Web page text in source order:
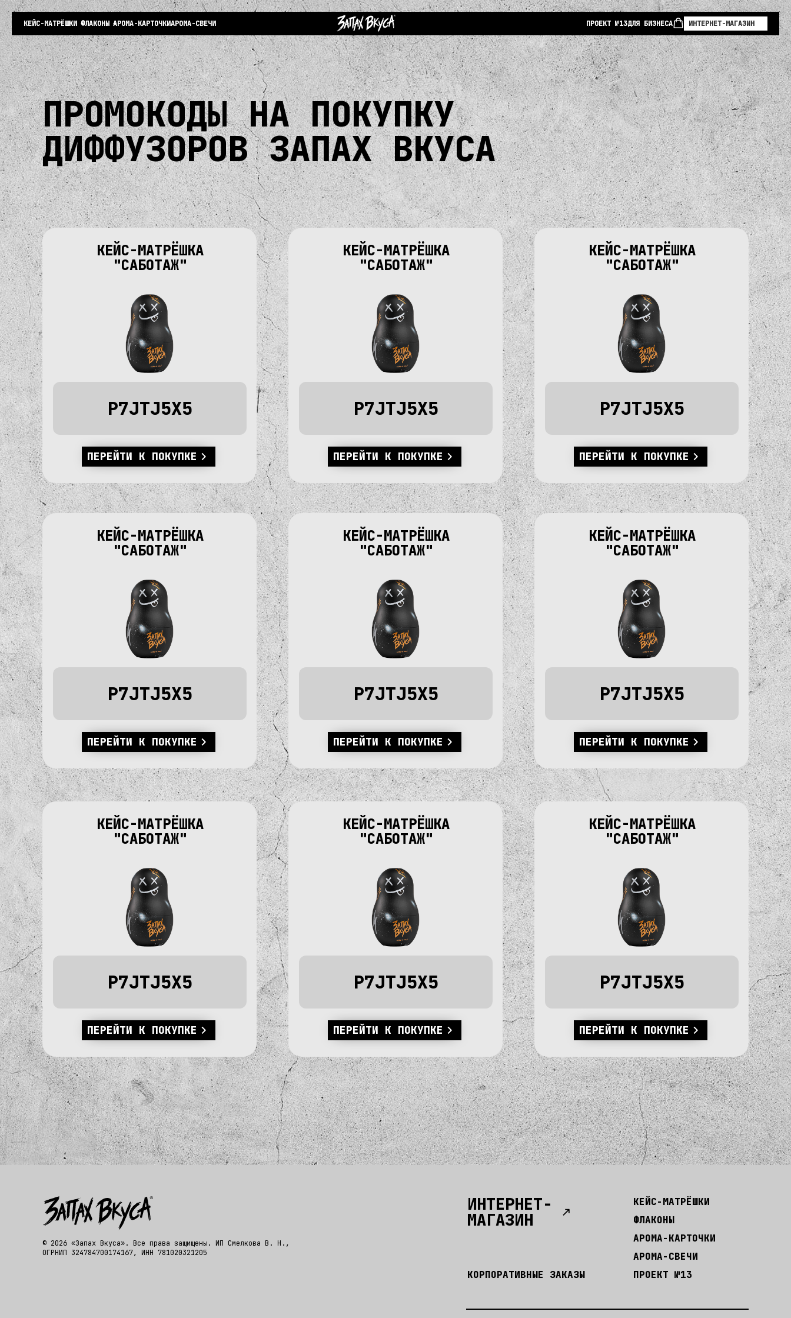
КЕЙС-МАТРЁШКИ ФЛАКОНЫ АРОМА-КАРТОЧКИАРОМА-СВЕЧИ ПРОЕКТ №13ДЛЯ БИЗНЕСА ИНТЕРНЕТ-МАГАЗИН
ПРОМОКОДЫ НА ПОКУПКУ
ДИФФУЗОРОВ ЗАПАХ ВКУСА
P7JTJ5X5
КЕЙС-МАТРЁШКА
"САБОТАЖ"
ПЕРЕЙТИ К ПОКУПКЕ
P7JTJ5X5
КЕЙС-МАТРЁШКА
"САБОТАЖ"
ПЕРЕЙТИ К ПОКУПКЕ
P7JTJ5X5
КЕЙС-МАТРЁШКА
"САБОТАЖ"
ПЕРЕЙТИ К ПОКУПКЕ
P7JTJ5X5
КЕЙС-МАТРЁШКА
"САБОТАЖ"
ПЕРЕЙТИ К ПОКУПКЕ
P7JTJ5X5
КЕЙС-МАТРЁШКА
"САБОТАЖ"
ПЕРЕЙТИ К ПОКУПКЕ
P7JTJ5X5
КЕЙС-МАТРЁШКА
"САБОТАЖ"
ПЕРЕЙТИ К ПОКУПКЕ
P7JTJ5X5
КЕЙС-МАТРЁШКА
"САБОТАЖ"
ПЕРЕЙТИ К ПОКУПКЕ
P7JTJ5X5
КЕЙС-МАТРЁШКА
"САБОТАЖ"
ПЕРЕЙТИ К ПОКУПКЕ
P7JTJ5X5
КЕЙС-МАТРЁШКА
"САБОТАЖ"
ПЕРЕЙТИ К ПОКУПКЕ
© 2026 «Запах Вкуса». Все права защищены. ИП Смелкова В. Н.,
ОГРНИП 324784700174167, ИНН 781020321205
КЕЙС-МАТРЁШКИ
ФЛАКОНЫ
АРОМА-КАРТОЧКИ
АРОМА-СВЕЧИ
ПРОЕКТ №13
ИНТЕРНЕТ-
МАГАЗИН
КОРПОРАТИВНЫЕ ЗАКАЗЫ